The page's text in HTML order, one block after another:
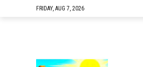
FRIDAY, AUG 7, 2026